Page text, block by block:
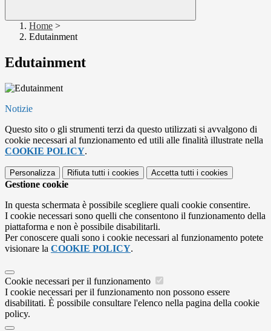
Home >
Edutainment
Edutainment
Notizie
Questo sito o gli strumenti terzi da questo utilizzati si avvalgono di
cookie necessari al funzionamento ed utili alle finalità illustrate nella
COOKIE POLICY.
Personalizza Rifiuta tutti i cookies Accetta tutti i cookies
Gestione cookie
In questa schermata è possibile scegliere quali cookie consentire.
I cookie necessari sono quelli che consentono il funzionamento della
piattaforma e non è possibile disabilitarli.
Per conoscere quali sono i cookie necessari al funzionamento potete
visionare la COOKIE POLICY.
Cookie necessari per il funzionamento
I cookie necessari per il funzionamento non possono essere
disabilitati. È possibile consultare l'elenco nella pagina della cookie
policy.